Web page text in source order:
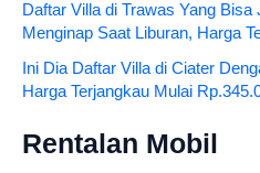
Daftar Villa di Trawas Yang Bisa
Menginap Saat Liburan, Harga
Ini Dia Daftar Villa di Ciater
Harga Terjangkau Mulai
Rentalan Mobil